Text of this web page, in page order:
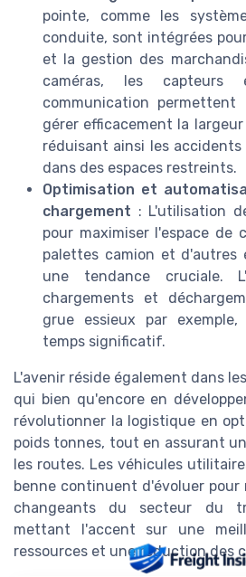
pointe, comme les
conduite, sont intégrées
et la gestion des
caméras, les
communication
gérer efficacement la
réduisant ainsi les
dans des espaces restreints.
Optimisation et
chargement : L'utilisation
pour maximiser l'espace de
palettes camion et d'autres
une tendance cruciale.
chargements et
grue essieux par
temps significatif.
L'avenir réside également dans
qui bien qu'encore en
révolutionner la logistique en
poids tonnes, tout en assurant
les routes. Les véhicules
benne continuent d'évoluer pour
changeants du secteur du
mettant l'accent sur une
ressources et une réduction des